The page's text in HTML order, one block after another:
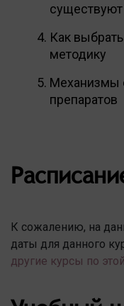
существуют
Как
методику
Механизмы
препаратов
К сожалению, на
даты для данного
другие курсы по